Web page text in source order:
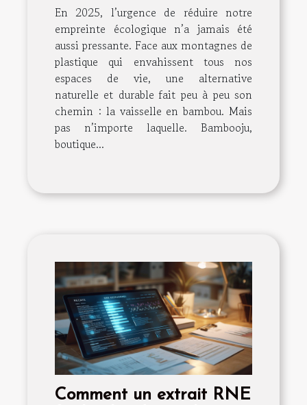
En 2025, l’urgence de réduire notre
empreinte écologique n’a jamais été
aussi pressante. Face aux montagnes de
plastique qui envahissent tous nos
espaces de vie, une alternative
naturelle et durable fait peu à peu son
chemin : la vaisselle en bambou. Mais
pas n’importe laquelle. Bambooju,
boutique...
Comment un extrait RNE